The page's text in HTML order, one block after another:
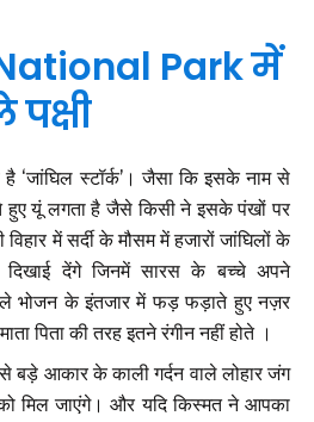
Park में
पक्षी
है ‘जांघिल स्टॉर्क’। जैसा कि इसके नाम से
हुए यूं लगता है जैसे किसी ने इसके पंखों पर
विहार में सर्दी के मौसम में हजारों जांघिलों के
देंगे जिनमें सारस के बच्चे अपने
भोजन के इंतजार में फड़ फड़ाते हुए नज़र
पिता की तरह इतने रंगीन नहीं होते ।
बड़े आकार के काली गर्दन वाले लोहार जंग
मिल जाएंगे। और यदि किस्मत ने आपका